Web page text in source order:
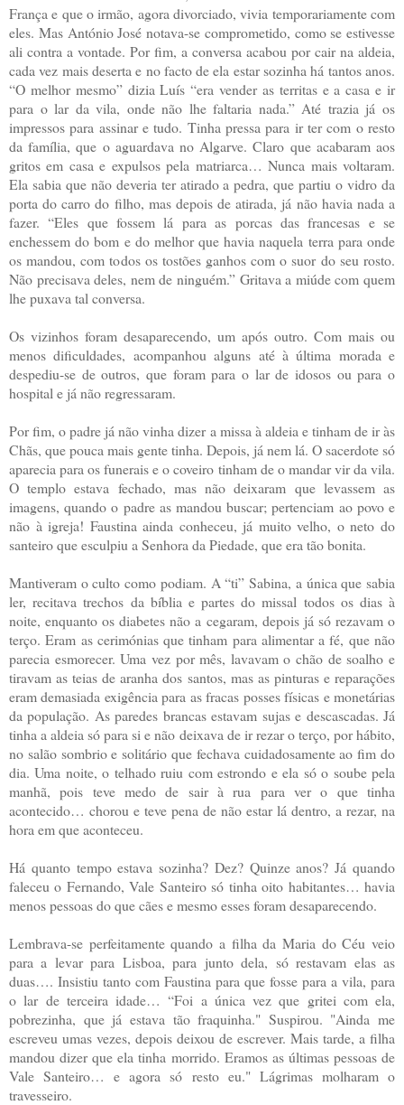
França e que o irmão, agora divorciado, vivia temporariamente com
eles. Mas António José notava-se comprometido, como se estivesse
ali contra a vontade. Por fim, a conversa acabou por cair na aldeia,
cada vez mais deserta e no facto de ela estar sozinha há tantos anos.
“O melhor mesmo” dizia Luís “era vender as territas e a casa e ir
para o lar da vila, onde não lhe faltaria nada.” Até trazia já os
impressos para assinar e tudo. Tinha pressa para ir ter com o resto
da família, que o aguardava no Algarve. Claro que acabaram aos
gritos em casa e expulsos pela matriarca… Nunca mais voltaram.
Ela sabia que não deveria ter atirado a pedra, que partiu o vidro da
porta do carro do filho, mas depois de atirada, já não havia nada a
fazer. “Eles que fossem lá para as porcas das francesas e se
enchessem do bom e do melhor que havia naquela terra para onde
os mandou, com todos os tostões ganhos com o suor do seu rosto.
Não precisava deles, nem de ninguém.” Gritava a miúde com quem
lhe puxava tal conversa.
Os vizinhos foram desaparecendo, um após outro. Com mais ou
menos dificuldades, acompanhou alguns até à última morada e
despediu-se de outros, que foram para o lar de idosos ou para o
hospital e já não regressaram.
Por fim, o padre já não vinha dizer a missa à aldeia e tinham de ir às
Chãs, que pouca mais gente tinha. Depois, já nem lá. O sacerdote só
aparecia para os funerais e o coveiro tinham de o mandar vir da vila.
O templo estava fechado, mas não deixaram que levassem as
imagens, quando o padre as mandou buscar; pertenciam ao povo e
não à igreja! Faustina ainda conheceu, já muito velho, o neto do
santeiro que esculpiu a Senhora da Piedade, que era tão bonita.
Mantiveram o culto como podiam. A “ti” Sabina, a única que sabia
ler, recitava trechos da bíblia e partes do missal todos os dias à
noite, enquanto os diabetes não a cegaram, depois já só rezavam o
terço. Eram as cerimónias que tinham para alimentar a fé, que não
parecia esmorecer. Uma vez por mês, lavavam o chão de soalho e
tiravam as teias de aranha dos santos, mas as pinturas e reparações
eram demasiada exigência para as fracas posses físicas e monetárias
da população. As paredes brancas estavam sujas e descascadas. Já
tinha a aldeia só para si e não deixava de ir rezar o terço, por hábito,
no salão sombrio e solitário que fechava cuidadosamente ao fim do
dia. Uma noite, o telhado ruiu com estrondo e ela só o soube pela
manhã, pois teve medo de sair à rua para ver o que tinha
acontecido… chorou e teve pena de não estar lá dentro, a rezar, na
hora em que aconteceu.
Há quanto tempo estava sozinha? Dez? Quinze anos? Já quando
faleceu o Fernando, Vale Santeiro só tinha oito habitantes… havia
menos pessoas do que cães e mesmo esses foram desaparecendo.
Lembrava-se perfeitamente quando a filha da Maria do Céu veio
para a levar para Lisboa, para junto dela, só restavam elas as
duas…. Insistiu tanto com Faustina para que fosse para a vila, para
o lar de terceira idade… “Foi a única vez que gritei com ela,
pobrezinha, que já estava tão fraquinha." Suspirou. "Ainda me
escreveu umas vezes, depois deixou de escrever. Mais tarde, a filha
mandou dizer que ela tinha morrido. Eramos as últimas pessoas de
Vale Santeiro… e agora só resto eu." Lágrimas molharam o
travesseiro.